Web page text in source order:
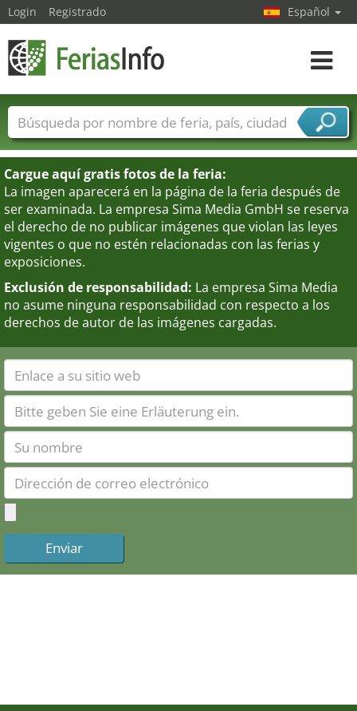
Cargue aquí gratis fotos de la feria:
La imagen aparecerá en la página de la feria después de
ser examinada. La empresa Sima Media GmbH se reserva
el derecho de no publicar imágenes que violan las leyes
vigentes o que no estén relacionadas con las ferias y
exposiciones.
Exclusión de responsabilidad: La empresa Sima Media
no asume ninguna responsabilidad con respecto a los
derechos de autor de las imágenes cargadas.
Login Registrado Español
toggle
Nombres de ferias Países
Ciudades
Sectores de ferias
Sectores de proveedor de servicios